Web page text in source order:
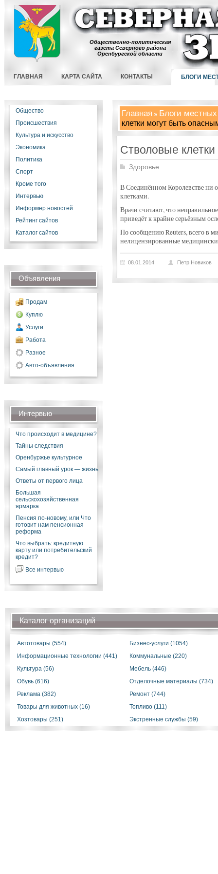
Общественно-политическая
газета Северного района
Оренбургской области
ГЛАВНАЯ КАРТА САЙТА КОНТАКТЫ БЛОГИ
Общество
Происшествия
Культура и искусство
Экономика
Политика
Спорт
Кроме того
Интервью
Информер новостей
Рейтинг сайтов
Каталог сайтов
Объявления
Продам
Куплю
Услуги
Работа
Разное
Авто-объявления
Интервью
Что происходит в медицине?
Тайны следствия
Оренбуржье культурное
Самый главный урок — жизнь
Ответы от первого лица
Большая
сельскохозяйственная
ярмарка
Пенсия по-новому, или Что
готовит нам пенсионная
реформа
Что выбрать: кредитную
карту или потребительский
кредит?
Все интервью
Главная Блоги
клетки могут быть
Стволовые
Здоровье
В Соединённом Королевстве ни
клетками.
Врачи считают, что
приведёт к крайне серьёзным
По сообщению Reuters, всего в
нелицензированные
08.01.2014 Петр Новиков
Каталог организаций
Автотовары (554)
Бизнес-услуги (1054)
Информационные технологии (441)
Коммунальные (220)
Культура (56)
Мебель (446)
Обувь (616)
Отделочные материалы (734)
Реклама (382)
Ремонт (744)
Товары для животных (16)
Топливо (111)
Хозтовары (251)
Экстренные службы (59)